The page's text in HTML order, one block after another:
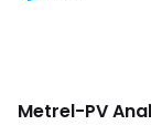
Metrel-PV